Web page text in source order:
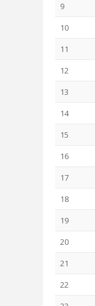
9
10
11
12
13
14
15
16
17
18
19
20
21
22